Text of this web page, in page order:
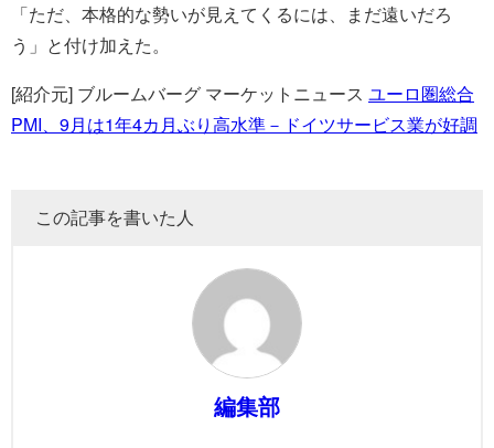
「ただ、本格的な勢いが見えてくるには、まだ遠いだろ
う」と付け加えた。
[紹介元] ブルームバーグ マーケットニュース ユーロ圏総合
PMI、9月は1年4カ月ぶり高水準－ドイツサービス業が好調
この記事を書いた人
編集部